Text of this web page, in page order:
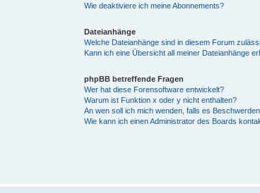
Wie deaktiviere ich meine Abonnements?
Dateianhänge
Welche Dateianhänge sind in diesem Forum
Kann ich eine Übersicht all meiner Dateianhänge
phpBB betreffende Fragen
Wer hat diese Forensoftware entwickelt?
Warum ist Funktion x oder y nicht enthalten?
An wen soll ich mich wenden, falls es
Wie kann ich einen Administrator des Boards